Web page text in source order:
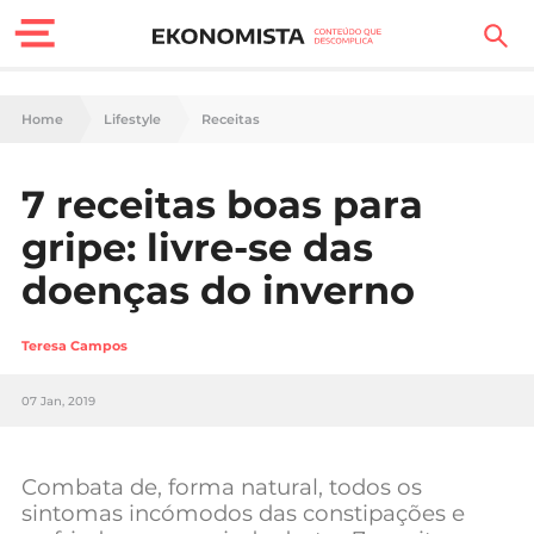
Finanças Pessoais
Carreira
Casa
Lifestyle
Sociedade
Negócios
Home Lifestyle Receitas
7 receitas boas para
gripe: livre-se das
doenças do inverno
Teresa Campos
07 Jan, 2019
Combata de, forma natural, todos os
sintomas incómodos das constipações e